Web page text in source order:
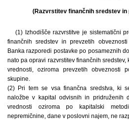
(Razvrstitev finančnih sredstev in
(1) Izhodišče razvrstitve je sistematični
finančnih sredstev in prevzetih
Banka razporedi postavke po posameznih
nato pa opravi razvrstitev finančnih
vrednosti, oziroma prevzetih obveznosti
skupine.
(2) Pri tem se vsa finančna sredstva, ki
naložbe v kapital odvisnih in pridruženih
vrednosti oziroma po kapitalski
nepremičnine, dane v poslovni najem, ne